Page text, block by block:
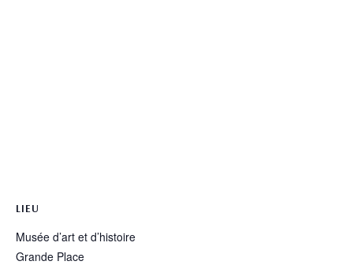
LIEU
Musée d’art et d’histoire
Grande Place